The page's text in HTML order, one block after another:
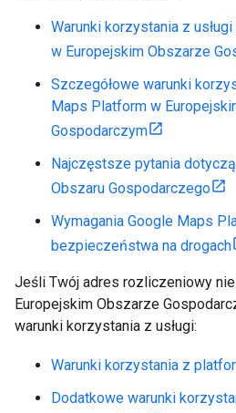
Warunki korzystania z
w Europejskim Obszarze
Szczegółowe warunki
Maps Platform w
Gospodarczym
Najczęstsze pytania
Obszaru Gospodarczego
Wymagania Google Maps
bezpieczeństwa na drogach
Jeśli Twój adres rozliczeniowy
Europejskim Obszarze
warunki korzystania z usługi:
Warunki korzystania z
Dodatkowe warunki